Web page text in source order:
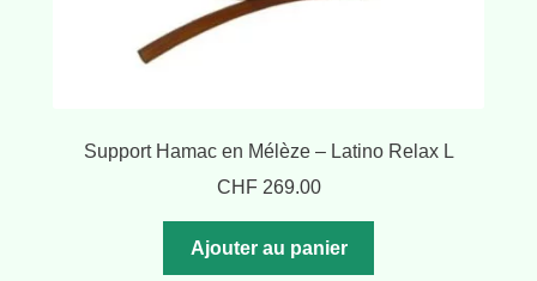
Support Hamac en Mélèze – Latino Relax L
CHF269.00
Ajouter au panier